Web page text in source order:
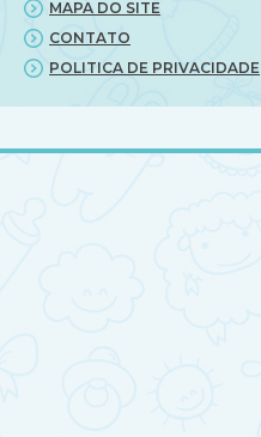
MAPA DO SITE
CONTATO
POLITICA DE PRIVACIDADE